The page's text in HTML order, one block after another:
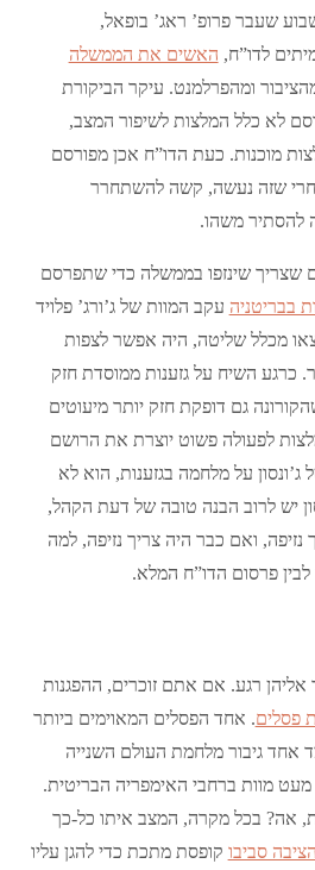
שעבר פרופ’ ראג’ בופאל,
לדו”ח, האשים את הממשלה
ומהפרלמנט. עיקר הביקורת
לא כלל המלצות לשיפור המצב,
מוכנות. כעת הדו”ח אכן מפורסם
שזה נעשה, קשה להשתחרר
משהו.
שצריך שינזפו בממשלה כדי שתפרסם
בבריטניה עקב המוות של ג’ורג’ פלויד
מכלל שליטה, היה אפשר לצפות
כרגע השיח על גזענות ממוסדת חזק
גם דופקת חזק יותר מיעוטים
לפעולה פשוט יוצרת את הרושם
על מלחמה בגזענות, הוא לא
יש לרוב הבנה טובה של דעת הקהל,
ואם כבר היה צריך נזיפה, למה
פרסום הדו”ח המלא.
אליהן רגע. אם אתם זוכרים, ההפגנות
פסלים. אחד הפסלים המאוימים ביותר
אחד גיבור מלחמת העולם השנייה
מוות ברחבי האימפריה הבריטית.
אה? בכל מקרה, המצב איתו כל-כך
הציבה סביבו קופסת מתכת כדי להגן עליו